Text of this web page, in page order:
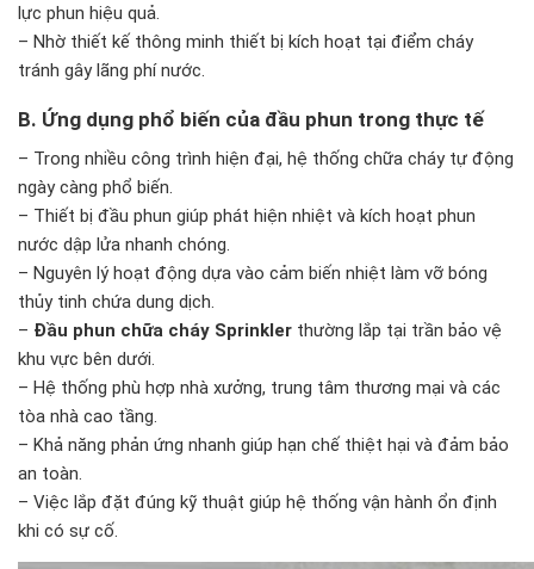
lực phun hiệu quả.
– Nhờ thiết kế thông minh thiết bị kích hoạt tại điểm cháy
tránh gây lãng phí nước.
B. Ứng dụng phổ biến của đầu phun trong thực tế
– Trong nhiều công trình hiện đại, hệ thống chữa cháy tự động
ngày càng phổ biến.
– Thiết bị đầu phun giúp phát hiện nhiệt và kích hoạt phun
nước dập lửa nhanh chóng.
– Nguyên lý hoạt động dựa vào cảm biến nhiệt làm vỡ bóng
thủy tinh chứa dung dịch.
– Đầu phun chữa cháy Sprinkler thường lắp tại trần bảo vệ
khu vực bên dưới.
– Hệ thống phù hợp nhà xưởng, trung tâm thương mại và các
tòa nhà cao tầng.
– Khả năng phản ứng nhanh giúp hạn chế thiệt hại và đảm bảo
an toàn.
– Việc lắp đặt đúng kỹ thuật giúp hệ thống vận hành ổn định
khi có sự cố.